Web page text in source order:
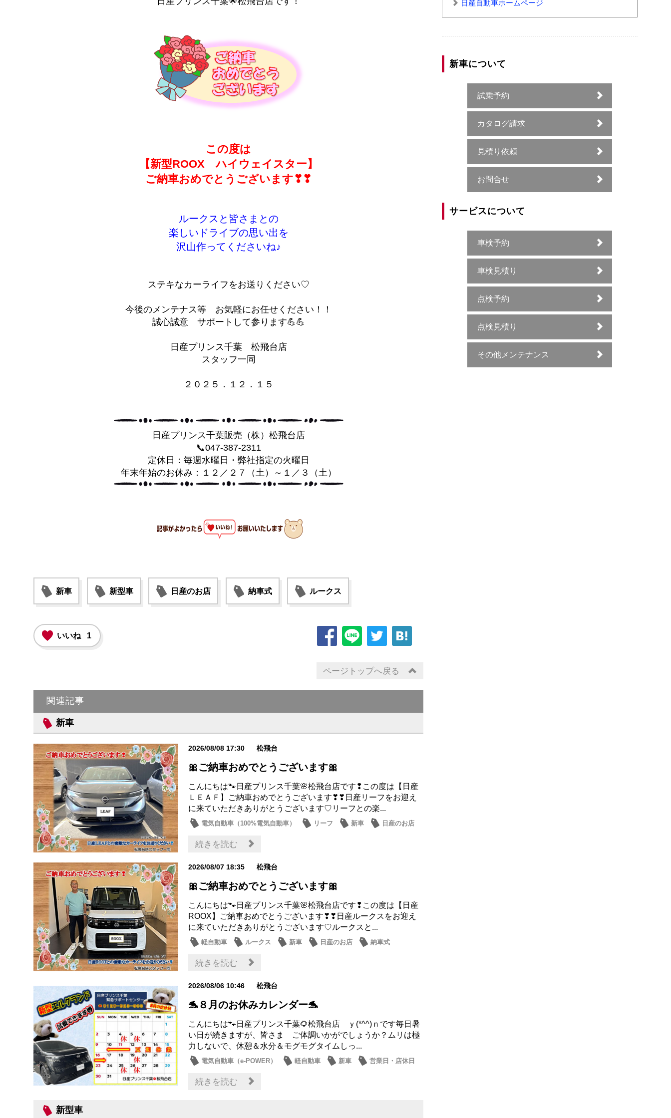
この度は
【新型ROOX ハイウェイスター】
ご納車おめでとうございます❣❣
ルークスと皆さまとの
楽しいドライブの思い出を
沢山作ってくださいね♪
ステキなカーライフをお送りください♡
今後のメンテナス等 お気軽にお任せください！！
誠心誠意 サポートして参ります💪💪
日産プリンス千葉 松飛台店
スタッフ一同
２０２５．１２．１５
日産プリンス千葉販売（株）松飛台店
📞047-387-2311
定休日：毎週水曜日・弊社指定の火曜日
年末年始のお休み：１２／２７（土）～１／３（土）
新車 新型車 日産のお店 納車式 ルークス
いいね 1
ページトップへ戻る
関連記事
新車
2026/08/08 17:30 松飛台
🎀ご納車おめでとうございます🎀
こんにちは🐾日産プリンス千葉🌸松飛台店です❢この度は【日産
ＬＥＡＦ】ご納車おめでとうございます❣❣日産リーフをお迎え
に来ていただきありがとうございます♡リーフとの楽...
電気自動車（100%電気自動車） リーフ 新車
日産のお店
続きを読む
2026/08/07 18:35 松飛台
🎀ご納車おめでとうございます🎀
こんにちは🐾日産プリンス千葉🌸松飛台店です❢この度は【日産
ROOX】ご納車おめでとうございます❣❣日産ルークスをお迎え
に来ていただきありがとうございます♡ルークスと...
軽自動車 ルークス 新車 日産のお店 納車式
続きを読む
2026/08/06 10:46 松飛台
🐬８月のお休みカレンダー🐬
こんにちは🐾日産プリンス千葉🌻松飛台店 ｙ(*^^)ｎです毎日暑
い日が続きますが、皆さま ご体調いかがでしょうか？ムリは極
力しないで、休憩＆水分＆モグモグタイムしっ...
電気自動車（e-POWER） 軽自動車 新車
営業日・店休日
日産のお店
続きを読む
新型車
日産自動車ホームページ
新車について
試乗予約
カタログ請求
見積り依頼
お問合せ
サービスについて
車検予約
車検見積り
点検予約
点検見積り
その他メンテナンス